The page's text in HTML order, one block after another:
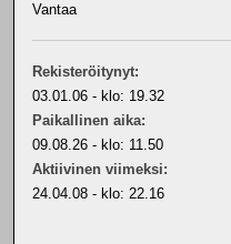
Vantaa
Rekisteröitynyt:
03.01.06 - klo: 19.32
Paikallinen aika:
09.08.26 - klo: 11.50
Aktiivinen viimeksi:
24.04.08 - klo: 22.16